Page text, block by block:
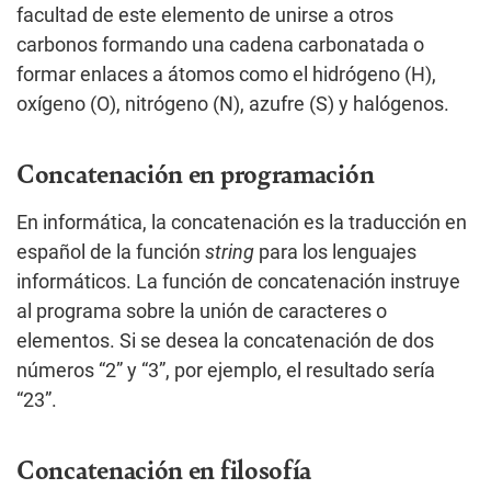
facultad de este elemento de unirse a otros
carbonos formando una cadena carbonatada o
formar enlaces a átomos como el hidrógeno (H),
oxígeno (O), nitrógeno (N), azufre (S) y halógenos.
Concatenación en programación
En informática, la concatenación es la traducción en
español de la función string para los lenguajes
informáticos. La función de concatenación instruye
al programa sobre la unión de caracteres o
elementos. Si se desea la concatenación de dos
números “2” y “3”, por ejemplo, el resultado sería
“23”.
Concatenación en filosofía